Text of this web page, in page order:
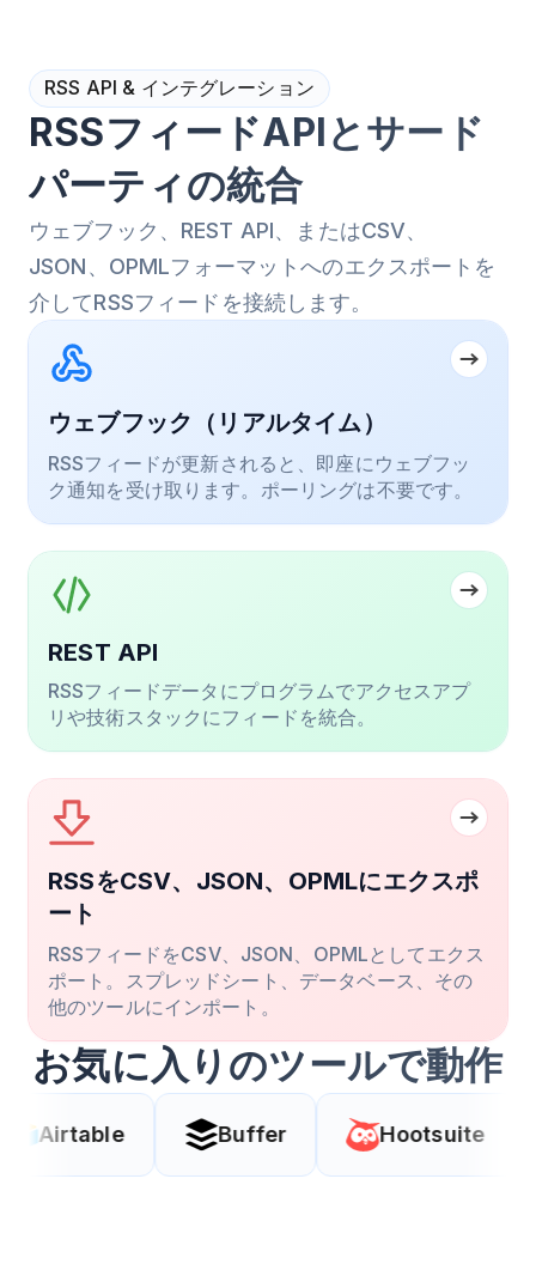
RSS API & インテグレーション
RSSフィードAPIとサード
パーティの統合
ウェブフック、REST API、またはCSV、
JSON、OPMLフォーマットへのエクスポートを
介してRSSフィードを接続します。
ウェブフック（リアルタイム）
RSSフィードが更新されると、即座にウェブフッ
ク通知を受け取ります。ポーリングは不要です。
REST API
RSSフィードデータにプログラムでアクセスアプ
リや技術スタックにフィードを統合。
RSSをCSV、JSON、OPMLにエクスポ
ート
RSSフィードをCSV、JSON、OPMLとしてエクス
ポート。スプレッドシート、データベース、その
他のツールにインポート。
お気に入りのツールで動作
Buffer Hootsuite Coda